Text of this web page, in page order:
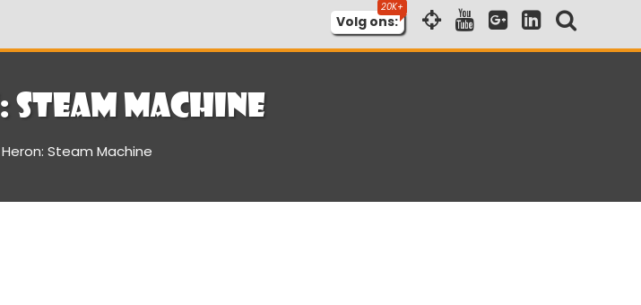
Volg ons:
Steam Machine
Heron: Steam Machine